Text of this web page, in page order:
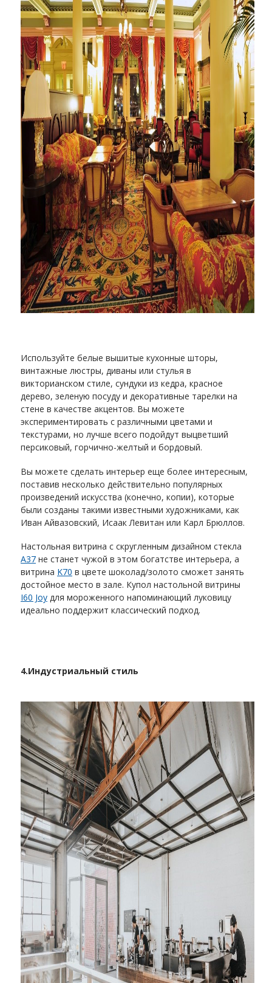
Используйте белые вышитые кухонные шторы,
винтажные люстры, диваны или стулья в
викторианском стиле, сундуки из кедра, красное
дерево, зеленую посуду и декоративные тарелки на
стене в качестве акцентов. Вы можете
экспериментировать с различными цветами и
текстурами, но лучше всего подойдут выцветший
персиковый, горчично-желтый и бордовый.
Вы можете сделать интерьер еще более интересным,
поставив несколько действительно популярных
произведений искусства (конечно, копии), которые
были созданы такими известными художниками, как
Иван Айвазовский, Исаак Левитан или Карл Брюллов.
Настольная витрина с скругленным дизайном стекла
A37 не станет чужой в этом богатстве интерьера, а
витрина K70 в цвете шоколад/золото сможет занять
достойное место в зале. Купол настольной витрины
I60 Joy для мороженного напоминающий луковицу
идеально поддержит классический подход.
4.Индустриальный стиль